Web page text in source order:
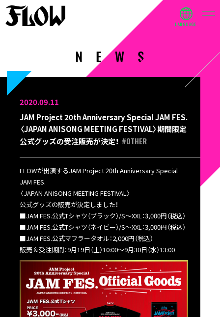
2020.09.11
JAM Project 20th Anniversary Special JAM FES.
〈JAPAN ANISONG MEETING FESTIVAL〉期間限定
公式グッズの受注販売が決定！ #OTHER
FLOWが出演するJAM Project 20th Anniversary Special
JAM FES.
〈JAPAN ANISONG MEETING FESTIVAL〉
公式グッズの販売が決定しました！
■JAM FES.公式Tシャツ（ブラック）/S〜XXL：3,000円（税込）
■JAM FES.公式Tシャツ（ネイビー）/S〜XXL：3,000円（税込）
■JAM FES.公式マフラータオル：2,000円（税込）
販売＆受注期間：9月19日（土）10:00〜9月30日（水）13:00